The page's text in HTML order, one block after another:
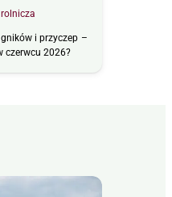
i przyczep –
czerwcu 2026?